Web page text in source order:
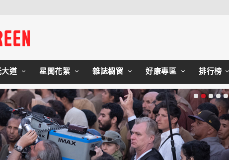
道 星聞花絮 雜誌櫥窗 好康專區 排行榜